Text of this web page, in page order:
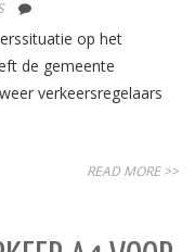
op het
de gemeente
verkeersregelaars
READ MORE >>